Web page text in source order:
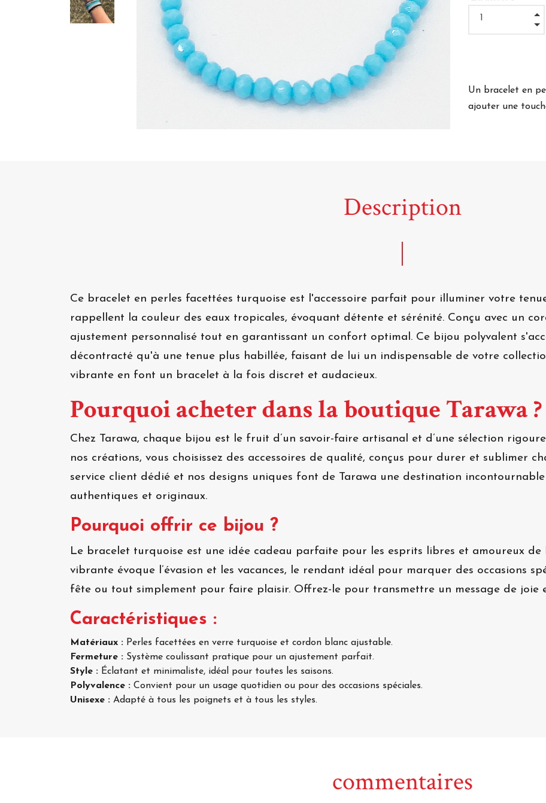
Un bracelet en
ajouter une
Description
Ce bracelet en perles facettées turquoise est l'accessoire parfait pour illuminer votre
rappellent la couleur des eaux tropicales, évoquant détente et sérénité. Conçu avec un
ajustement personnalisé tout en garantissant un confort optimal. Ce bijou polyvalent
décontracté qu'à une tenue plus habillée, faisant de lui un indispensable de votre
vibrante en font un bracelet à la fois discret et audacieux.
Pourquoi acheter dans la boutique Tarawa ?
Chez Tarawa, chaque bijou est le fruit d’un savoir-faire artisanal et d’une sélection
nos créations, vous choisissez des accessoires de qualité, conçus pour durer et sublimer
service client dédié et nos designs uniques font de Tarawa une destination
authentiques et originaux.
Pourquoi offrir ce bijou ?
Le bracelet turquoise est une idée cadeau parfaite pour les esprits libres et amoureux
vibrante évoque l’évasion et les vacances, le rendant idéal pour marquer des occasions
fête ou tout simplement pour faire plaisir. Offrez-le pour transmettre un message de joie
Caractéristiques :
Matériaux : Perles facettées en verre turquoise et cordon blanc ajustable.
Fermeture : Système coulissant pratique pour un ajustement parfait.
Style : Éclatant et minimaliste, idéal pour toutes les saisons.
Polyvalence : Convient pour un usage quotidien ou pour des occasions spéciales.
Unisexe : Adapté à tous les poignets et à tous les styles.
commentaires